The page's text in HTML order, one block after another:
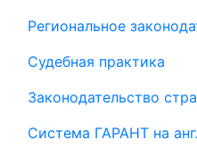
Региональное
Судебная практика
Законодательство
Система ГАРАНТ на